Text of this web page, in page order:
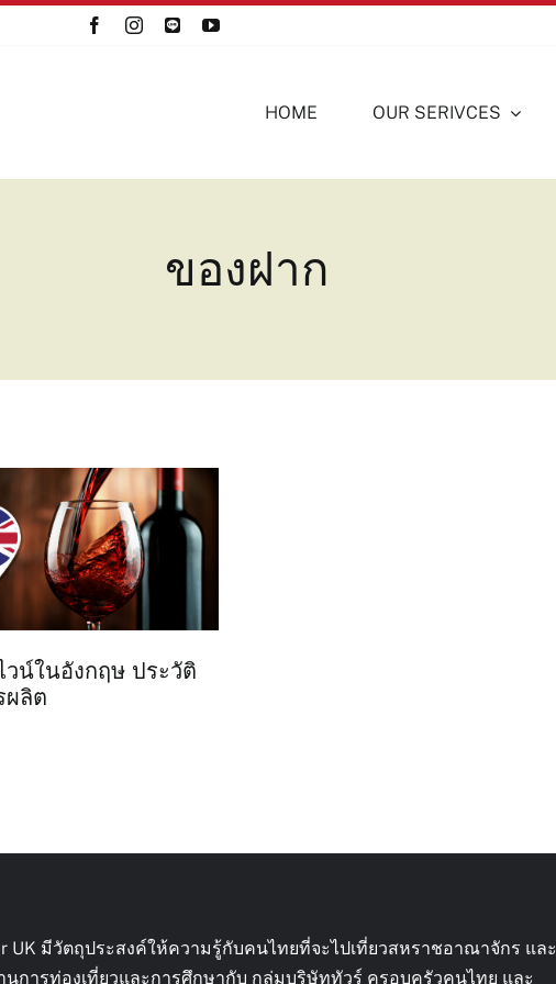
HOME
OUR SERIVCES
ของฝาก
วน์ในอังกฤษ ประวัติ
ผลิต
UK มีวัตถุประสงค์ให้ความรู้กับคนไทยที่จะไปเที่ยวสหราชอาณาจักร และ
นการท่องเที่ยวและการศึกษากับ กลุ่มบริษัททัวร์ ครอบครัวคนไทย และ